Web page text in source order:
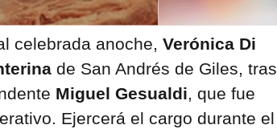
celebrada anoche, Verónica Di
de San Andrés de Giles, tras
Miguel Gesualdi, que fue
Ejercerá el cargo durante el